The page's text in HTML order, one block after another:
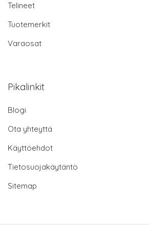
Telineet
Tuotemerkit
Varaosat
Pikalinkit
Blogi
Ota yhteyttä
Käyttöehdot
Tietosuojakäytäntö
Sitemap